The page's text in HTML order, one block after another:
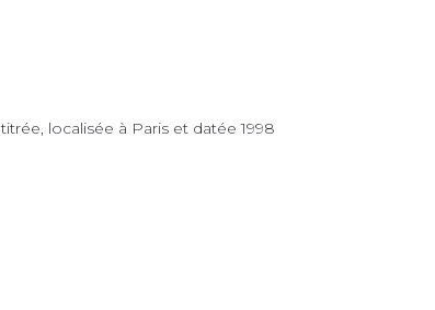
localisée à Paris et datée 1998